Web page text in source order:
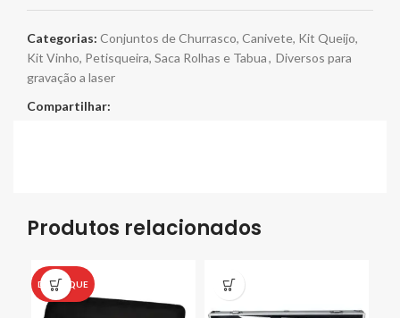
Categorias: Conjuntos de Churrasco, Canivete, Kit Queijo,
Kit Vinho, Petisqueira, Saca Rolhas e Tabua, Diversos para
gravação a laser
Compartilhar:
Produtos relacionados
DESTAQUE